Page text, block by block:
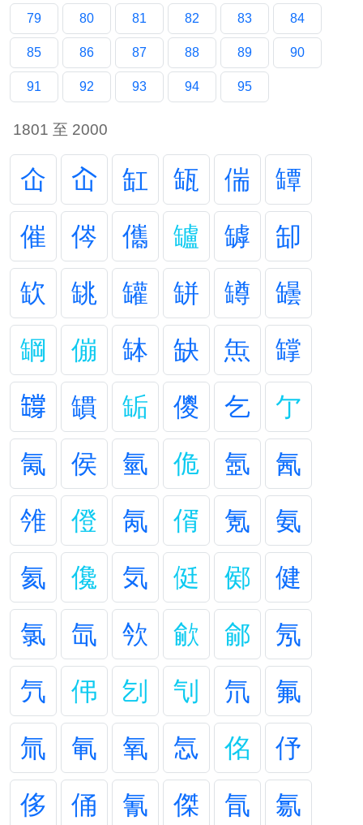
79 80 81 82 83 84
85 86 87 88 89 90
91 92 93 94 95
1801 至 2000
仚 屳 缸 缻 偳
罈
催
侺 儶 罏 罅
缷
缼
罀 罐 缾 罇
罎
罁
傰 缽 缺 缹
罉
𦉘
罆 缿 儍 乞
亇
氞
侯 氫 佹 氬
氥
雂
僜 氝 偦 氪
氨
氦
儳 気 侹 鄇
健
氯
氙 欦 歈 鄃
氖
氕
伄 刉 刏 氘
氟
氚
氠 氧 忥 佲
伃
侈
俑 氰 傑 氜
氱